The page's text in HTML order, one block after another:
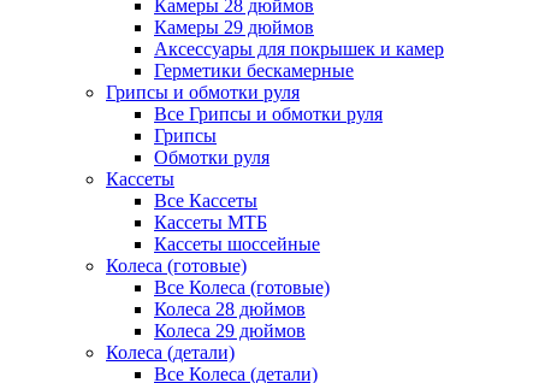
Камеры 28 дюймов
Камеры 29 дюймов
Аксессуары для покрышек и камер
Герметики бескамерные
Грипсы и обмотки руля
Все Грипсы и обмотки руля
Грипсы
Обмотки руля
Кассеты
Все Кассеты
Кассеты МТБ
Кассеты шоссейные
Колеса (готовые)
Все Колеса (готовые)
Колеса 28 дюймов
Колеса 29 дюймов
Колеса (детали)
Все Колеса (детали)